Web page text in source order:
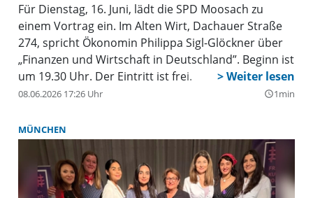
Für Dienstag, 16. Juni, lädt die SPD Moosach zu
einem Vortrag ein. Im Alten Wirt, Dachauer Straße
274, spricht Ökonomin Philippa Sigl-Glöckner über
„Finanzen und Wirtschaft in Deutschland”. Beginn ist
um 19.30 Uhr. Der Eintritt ist frei.
08.06.2026 17:26 Uhr query_builder1min
MÜNCHEN